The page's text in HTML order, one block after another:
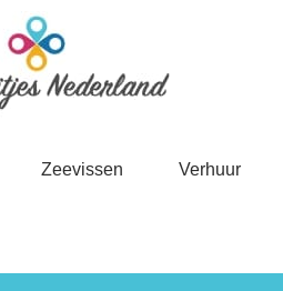
Zeevissen Verhuur